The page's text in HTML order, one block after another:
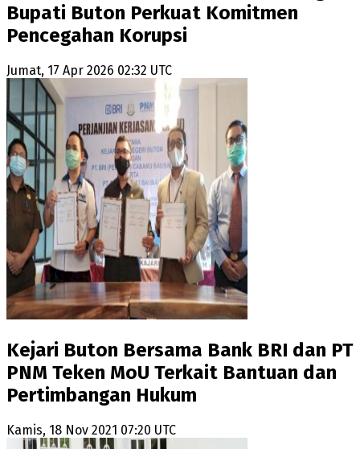
Bupati Buton Perkuat Komitmen
Pencegahan Korupsi
Jumat, 17 Apr 2026 02:32 UTC
Kejari Buton Bersama Bank BRI dan PT
PNM Teken MoU Terkait Bantuan dan
Pertimbangan Hukum
Kamis, 18 Nov 2021 07:20 UTC